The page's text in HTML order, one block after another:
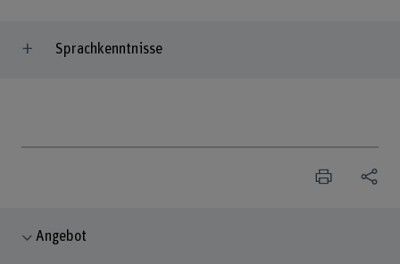
Sprachkenntnisse
Angebot